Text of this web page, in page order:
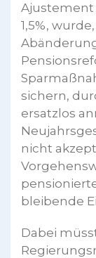
Ajustement
1,5%,
sichern,
ersatzlos
nicht
bleibende
Dabei